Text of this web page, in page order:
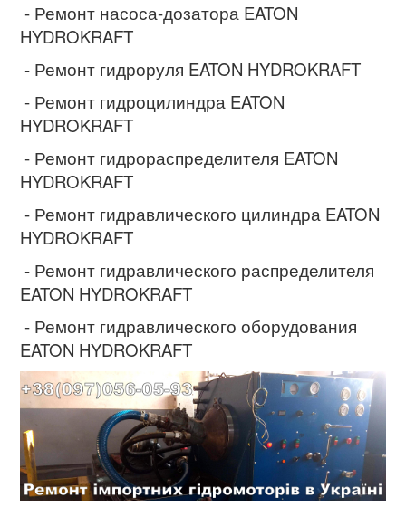
- Ремонт насоса-дозатора EATON
HYDROKRAFT
- Ремонт гидроруля EATON HYDROKRAFT
- Ремонт гидроцилиндра EATON
HYDROKRAFT
- Ремонт гидрораспределителя EATON
HYDROKRAFT
- Ремонт гидравлического цилиндра EATON
HYDROKRAFT
- Ремонт гидравлического распределителя
EATON HYDROKRAFT
- Ремонт гидравлического оборудования
EATON HYDROKRAFT